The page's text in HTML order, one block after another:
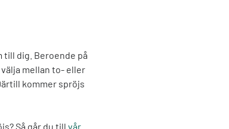
till dig. Beroende på
mellan to- eller
kommer spröjs
Så går du till vår